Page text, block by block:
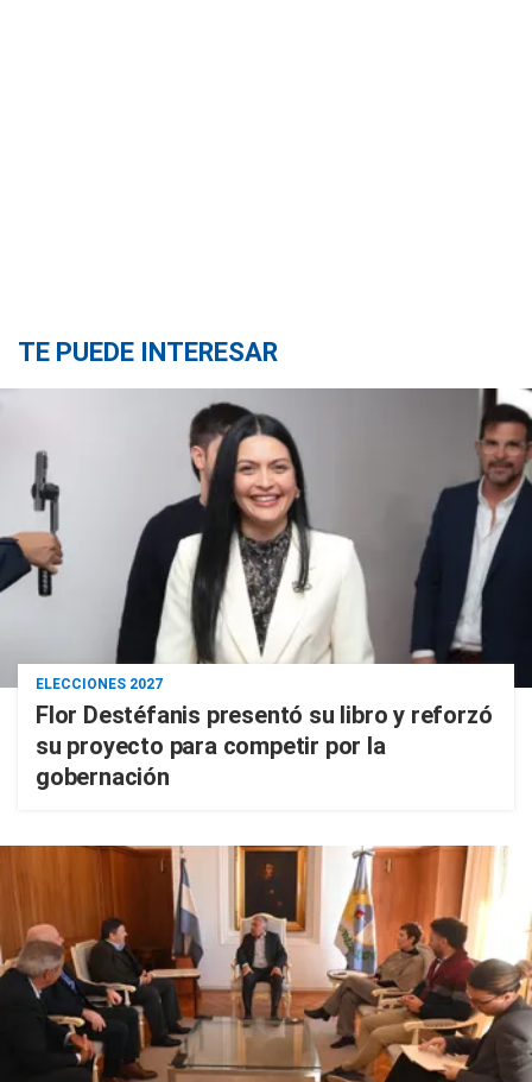
TE PUEDE INTERESAR
ELECCIONES 2027
Flor Destéfanis presentó su libro y reforzó
su proyecto para competir por la
gobernación